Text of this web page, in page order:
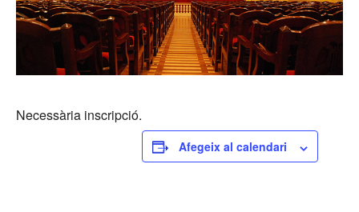
Necessària inscripció.
Afegeix al calendari